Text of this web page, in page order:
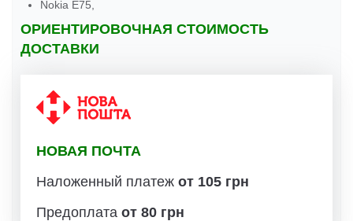
Nokia E75,
ОРИЕНТИРОВОЧНАЯ СТОИМОСТЬ
ДОСТАВКИ
НОВАЯ ПОЧТА
Наложенный платеж от 105 грн
Предоплата от 80 грн